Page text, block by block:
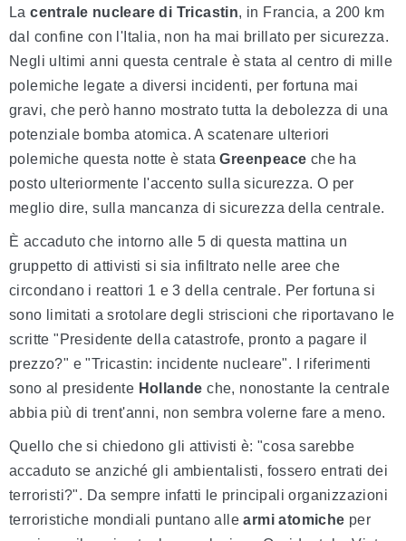
Lacentrale nucleare di Tricastin, in Francia, a 200 km
dal confine con l'Italia, non ha mai brillato per sicurezza.
Negli ultimi anni questa centrale è stata al centro di mille
polemiche legate a diversi incidenti, per fortuna mai
gravi, che però hanno mostrato tutta la debolezza di una
potenziale bomba atomica. A scatenare ulteriori
polemiche questa notte è stataGreenpeace che ha
posto ulteriormente l'accento sulla sicurezza. O per
meglio dire, sulla mancanza di sicurezza della centrale.
È accaduto che intorno alle 5 di questa mattina un
gruppetto di attivisti si sia infiltrato nelle aree che
circondano i reattori 1 e 3 della centrale. Per fortuna si
sono limitati a srotolare degli striscioni che riportavano le
scritte "Presidente della catastrofe, pronto a pagare il
prezzo?" e "Tricastin: incidente nucleare". I riferimenti
sono al presidente Hollande che, nonostante la centrale
abbia più di trent'anni, non sembra volerne fare a meno.
Quello che si chiedono gli attivisti è: "cosa sarebbe
accaduto se anziché gli ambientalisti, fossero entrati dei
terroristi?". Da sempre infatti le principali organizzazioni
terroristiche mondiali puntano allearmi atomiche per